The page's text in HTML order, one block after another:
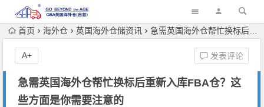
首页 海外仓 英国海外仓储资讯 急需英国海外仓帮忙换标后重新入库FBA仓？这些方面是你需要注意的
急需英国海外仓帮忙换标后重新入库FBA仓？这
些方面是你需要注意的
发表评论
A+